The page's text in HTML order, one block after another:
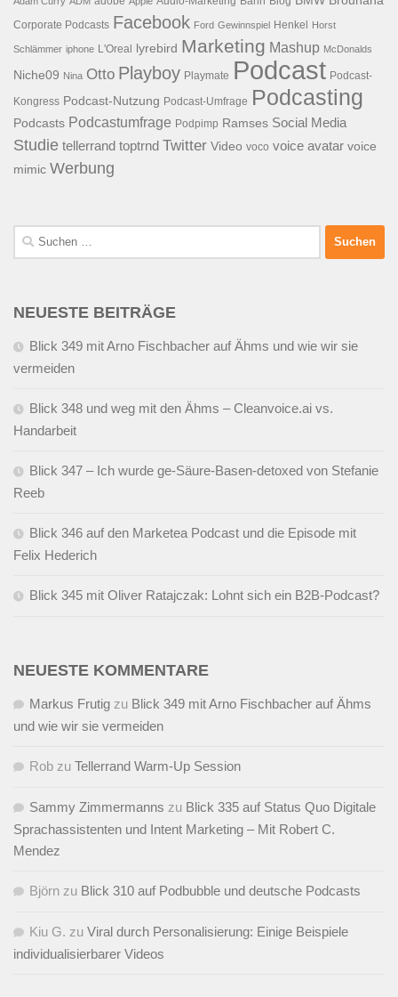
Corporate Podcasts Facebook Ford Gewinnspiel Henkel Horst
Schlämmer iphone L'Oreal lyrebird Marketing Mashup McDonalds
Niche09 Nina Otto Playboy Playmate Podcast Podcast-
Kongress Podcast-Nutzung Podcast-Umfrage Podcasting
Podcasts Podcastumfrage Podpimp Ramses Social Media
Studie tellerrand toptrnd Twitter Video voco voice avatar voice
mimic Werbung
Suchen
nach:
NEUESTE BEITRÄGE
Blick 349 mit Arno Fischbacher auf Ähms und wie wir sie
vermeiden
Blick 348 und weg mit den Ähms – Cleanvoice.ai vs.
Handarbeit
Blick 347 – Ich wurde ge-Säure-Basen-detoxed von Stefanie
Reeb
Blick 346 auf den Marketea Podcast und die Episode mit
Felix Hederich
Blick 345 mit Oliver Ratajczak: Lohnt sich ein B2B-Podcast?
NEUESTE KOMMENTARE
Markus Frutig zu Blick 349 mit Arno Fischbacher auf Ähms
und wie wir sie vermeiden
Rob zu Tellerrand Warm-Up Session
Sammy Zimmermanns zu Blick 335 auf Status Quo Digitale
Sprachassistenten und Intent Marketing – Mit Robert C.
Mendez
Björn zu Blick 310 auf Podbubble und deutsche Podcasts
Kiu G. zu Viral durch Personalisierung: Einige Beispiele
individualisierbarer Videos